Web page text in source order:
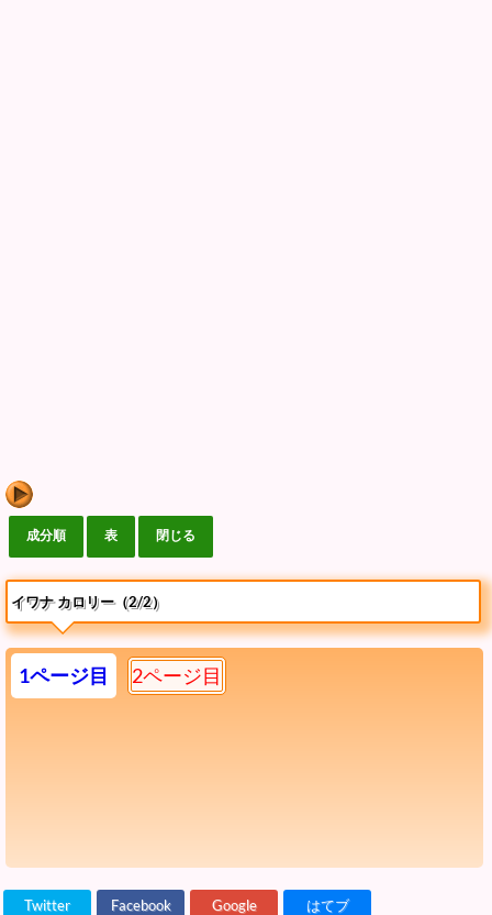
イワナ カロリー（2/2）
1ページ目 2ページ目
Twitter Facebook Google はてブ